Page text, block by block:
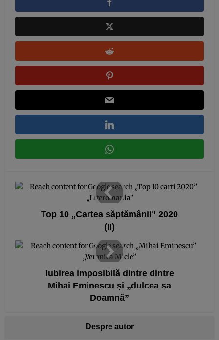
Top 10 „Cartea săptămânii” 2020
(II)
Iubirea imposibilă dintre dintre
Mihai Eminescu și „dulcea sa
Doamnă”
Despre autor